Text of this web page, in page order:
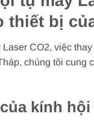
thiết bị
CO2, việc
chúng tôi cung
kính